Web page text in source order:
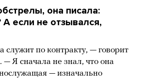
она писала:
А если не отзывался,
служит по контракту, — говорит
— Я сначала не знал, что она
— изначально